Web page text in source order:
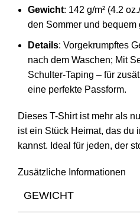
Gewicht: 142 g/m² (4.2
den Sommer und
Details: Vorgekrumpftes
nach dem Waschen; Mit
Schulter-Taping – für
eine perfekte Passform.
Dieses T-Shirt ist mehr als
ist ein Stück Heimat, das du
kannst. Ideal für jeden, der
Zusätzliche Informationen
GEWICHT